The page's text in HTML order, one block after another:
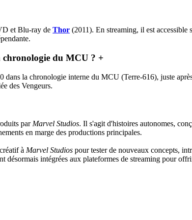
et Blu-ray de Thor (2011). En streaming, il est
chronologie du MCU ? +
dans la chronologie interne du MCU (Terre-616), juste
des Vengeurs.
par Marvel Studios. Il s'agit d'histoires autonomes,
en marge des productions principales.
à Marvel Studios pour tester de nouveaux concepts,
intégrées aux plateformes de streaming pour